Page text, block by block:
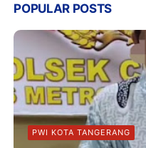
POPULAR POSTS
PWI KOTA TANGERANG